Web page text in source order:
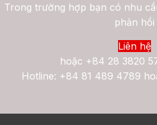
Trong trường hợp bạn có nhu
phản hồi
Liên hệ
hoặc +84 28 3820
Hotline: +84 81 489 4789